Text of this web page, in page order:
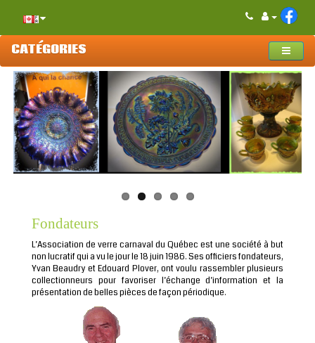
CATÉGORIES
Fondateurs
L’Association de verre carnaval du Québec est une société à but
non lucratif qui a vu le jour le 18 juin 1986. Ses officiers fondateurs,
Yvan Beaudry et Edouard Plover, ont voulu rassembler plusieurs
collectionneurs pour favoriser l’échange d’information et la
présentation de belles pièces de façon périodique.